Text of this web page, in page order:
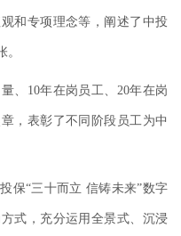
和专项理念等，阐述了中投
、10年在岗员工、20年在岗
，表彰了不同阶段员工为中
保“三十而立 信铸未来”数字
式，充分运用全景式、沉浸